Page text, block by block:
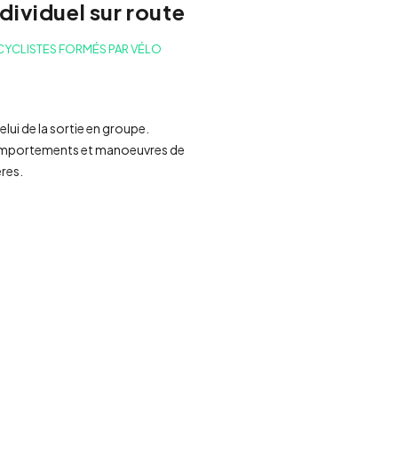
sur route
FORMÉS PAR VÉLO
de la sortie en groupe.
et manoeuvres de